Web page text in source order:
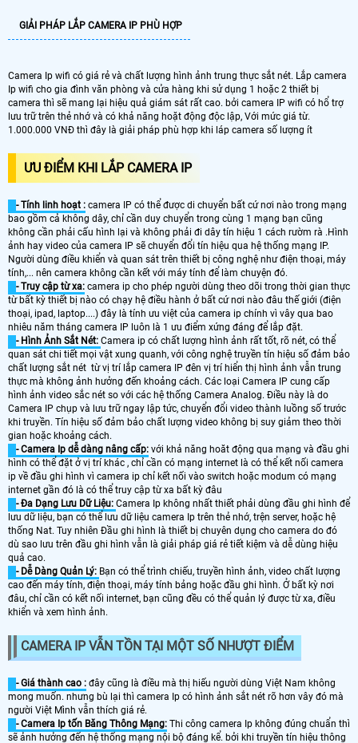
GIẢI PHÁP LẮP CAMERA IP PHÙ HỢP
Camera Ip wifi có giá rẻ và chất lượng hình ảnh trung thực sắt nét. Lắp camera
Ip wifi cho gia đình văn phòng và cửa hàng khi sử dụng 1 hoặc 2 thiết bị
camera thì sẽ mang lại hiệu quả giám sát rất cao. bởi camera IP wifi có hổ trợ
lưu trữ trên thẻ nhớ và có khả năng hoặt động độc lập, Với mức giá từ.
1.000.000 VNĐ thì đây là giải pháp phù hợp khi láp camera số lượng ít
ƯU ĐIỂM KHI LẮP CAMERA IP
- Tính linh hoạt : camera IP có thể được di chuyển bất cứ nơi nào trong mạng
bao gồm cả không dây, chỉ cần duy chuyển trong cùng 1 mạng bạn cũng
không cần phải cấu hình lại và không phải đi dây tín hiệu 1 cách rườm rà .Hình
ảnh hay video của camera IP sẽ chuyển đổi tín hiệu qua hệ thống mạng IP.
Người dùng điều khiển và quan sát trên thiết bị công nghệ như điện thoại, máy
tính,... nên camera không cần kết với máy tính để làm chuyện đó.
- Truy cập từ xa: camera ip cho phép người dùng theo dõi trong thời gian thực
từ bất kỳ thiết bị nào có chạy hệ điều hành ở bất cứ nơi nào đâu thế giới (điện
thoại, ipad, laptop....) đây là tính ưu việt của camera ip chính vì vây qua bao
nhiêu năm tháng camera IP luôn là 1 ưu điểm xứng đáng để lắp đặt.
- Hình Ảnh Sắt Nét: Camera ip có chất lượng hình ảnh rất tốt, rõ nét, có thể
quan sát chi tiết mọi vật xung quanh, với công nghệ truyền tín hiệu số đảm bảo
chất lượng sắt nét từ vị trí lắp camera IP đên vị trí hiển thị hình ảnh vẫn trung
thực mà không ảnh hưởng đến khoảng cách. Các loại Camera IP cung cấp
hình ảnh video sắc nét so với các hệ thống Camera Analog. Điều này là do
Camera IP chụp và lưu trữ ngay lập tức, chuyển đổi video thành luồng số trước
khi truyền. Tín hiệu số đảm bảo chất lượng video không bị suy giảm theo thời
gian hoặc khoảng cách.
- Camera Ip dễ dàng nâng cấp: với khả năng hoăt động qua mạng và đầu ghi
hình có thể đặt ở vị trí khác , chỉ cần có mạng internet là có thể kết nối camera
ip về đầu ghi hình vì camera ip chỉ kết nối vào switch hoặc modum có mạng
internet gần đó là có thể truy cập từ xa bất kỳ đâu
- Đa Dạng Lưu Dữ Liệu: Camera Ip không nhất thiết phải dùng đầu ghi hình để
lưu dữ liệu, bạn có thể lưu dữ liệu camera Ip trên thẻ nhớ, trện server, hoặc hệ
thống Nat. Tuy nhiên Đầu ghi hình là thiết bị chuyên dụng cho camera do đó
dù sao lưu trên đầu ghi hình vẫn là giải pháp giá rẻ tiết kiệm và dễ dùng hiệu
quả cao.
- Dễ Dàng Quản Lý: Bạn có thể trình chiếu, truyền hình ảnh, video chất lượng
cao đến máy tính, điện thoại, máy tính bảng hoặc đầu ghi hình. Ở bất kỳ nơi
đâu, chỉ cần có kết nối internet, bạn cũng đều có thể quản lý được từ xa, điều
khiển và xem hình ảnh.
CAMERA IP VẪN TỒN TẠI MỘT SỐ NHƯỢT ĐIỂM
- Giá thành cao : đây cũng là điều mà thị hiếu người dùng Việt Nam không
mong muốn. nhưng bù lại thì camera Ip có hình ảnh sắt nét rõ hơn vây đó mà
người Việt Mình vẫn thích giá rẻ.
- Camera Ip tốn Băng Thông Mạng: Thi công camera Ip không đúng chuẩn thì
sẽ ảnh hưởng đến hệ thống mạng nội bộ đáng kể. bởi khi truyền tín hiệu thông